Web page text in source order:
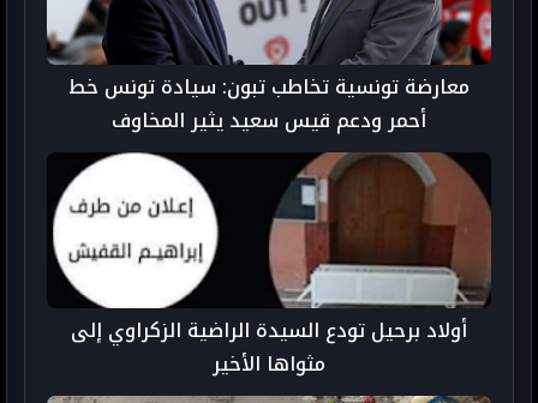
معارضة تونسية تخاطب تبون: سيادة تونس خط
أحمر ودعم قيس سعيد يثير المخاوف
أولاد برحيل تودع السيدة الراضية الزكراوي إلى
مثواها الأخير